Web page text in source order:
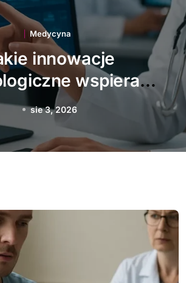
Medycyna
zawodowe
dotykają
Polaków
sie 1, 2026